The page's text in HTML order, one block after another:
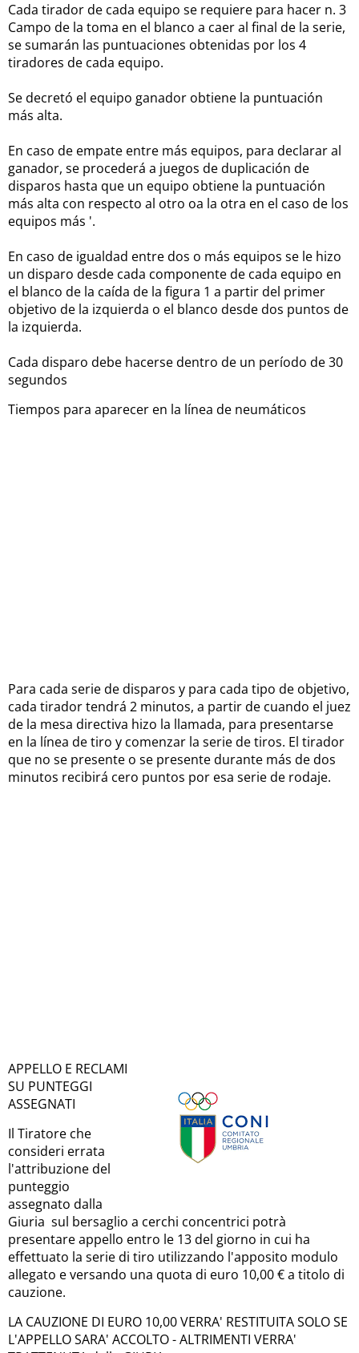
Cada tirador de cada equipo se requiere para hacer n. 3
Campo de la toma en el blanco a caer al final de la serie,
se sumarán las puntuaciones obtenidas por los 4
tiradores de cada equipo.
Se decretó el equipo ganador obtiene la puntuación
más alta.
En caso de empate entre más equipos, para declarar al
ganador, se procederá a juegos de duplicación de
disparos hasta que un equipo obtiene la puntuación
más alta con respecto al otro oa la otra en el caso de los
equipos más '.
En caso de igualdad entre dos o más equipos se le hizo
un disparo desde cada componente de cada equipo en
el blanco de la caída de la figura 1 a partir del primer
objetivo de la izquierda o el blanco desde dos puntos de
la izquierda.
Cada disparo debe hacerse dentro de un período de 30
segundos
Tiempos para aparecer en la línea de neumáticos
Para cada serie de disparos y para cada tipo de objetivo,
cada tirador tendrá 2 minutos, a partir de cuando el juez
de la mesa directiva hizo la llamada, para presentarse
en la línea de tiro y comenzar la serie de tiros. El tirador
que no se presente o se presente durante más de dos
minutos recibirá cero puntos por esa serie de rodaje.
APPELLO E RECLAMI
SU PUNTEGGI
ASSEGNATI
Il Tiratore che
consideri errata
l'attribuzione del
punteggio
assegnato dalla
Giuria sul bersaglio a cerchi concentrici potrà
presentare appello entro le 13 del giorno in cui ha
effettuato la serie di tiro utilizzando l'apposito modulo
allegato e versando una quota di euro 10,00 € a titolo di
cauzione.
LA CAUZIONE DI EURO 10,00 VERRA' RESTITUITA SOLO SE
L'APPELLO SARA' ACCOLTO - ALTRIMENTI VERRA'